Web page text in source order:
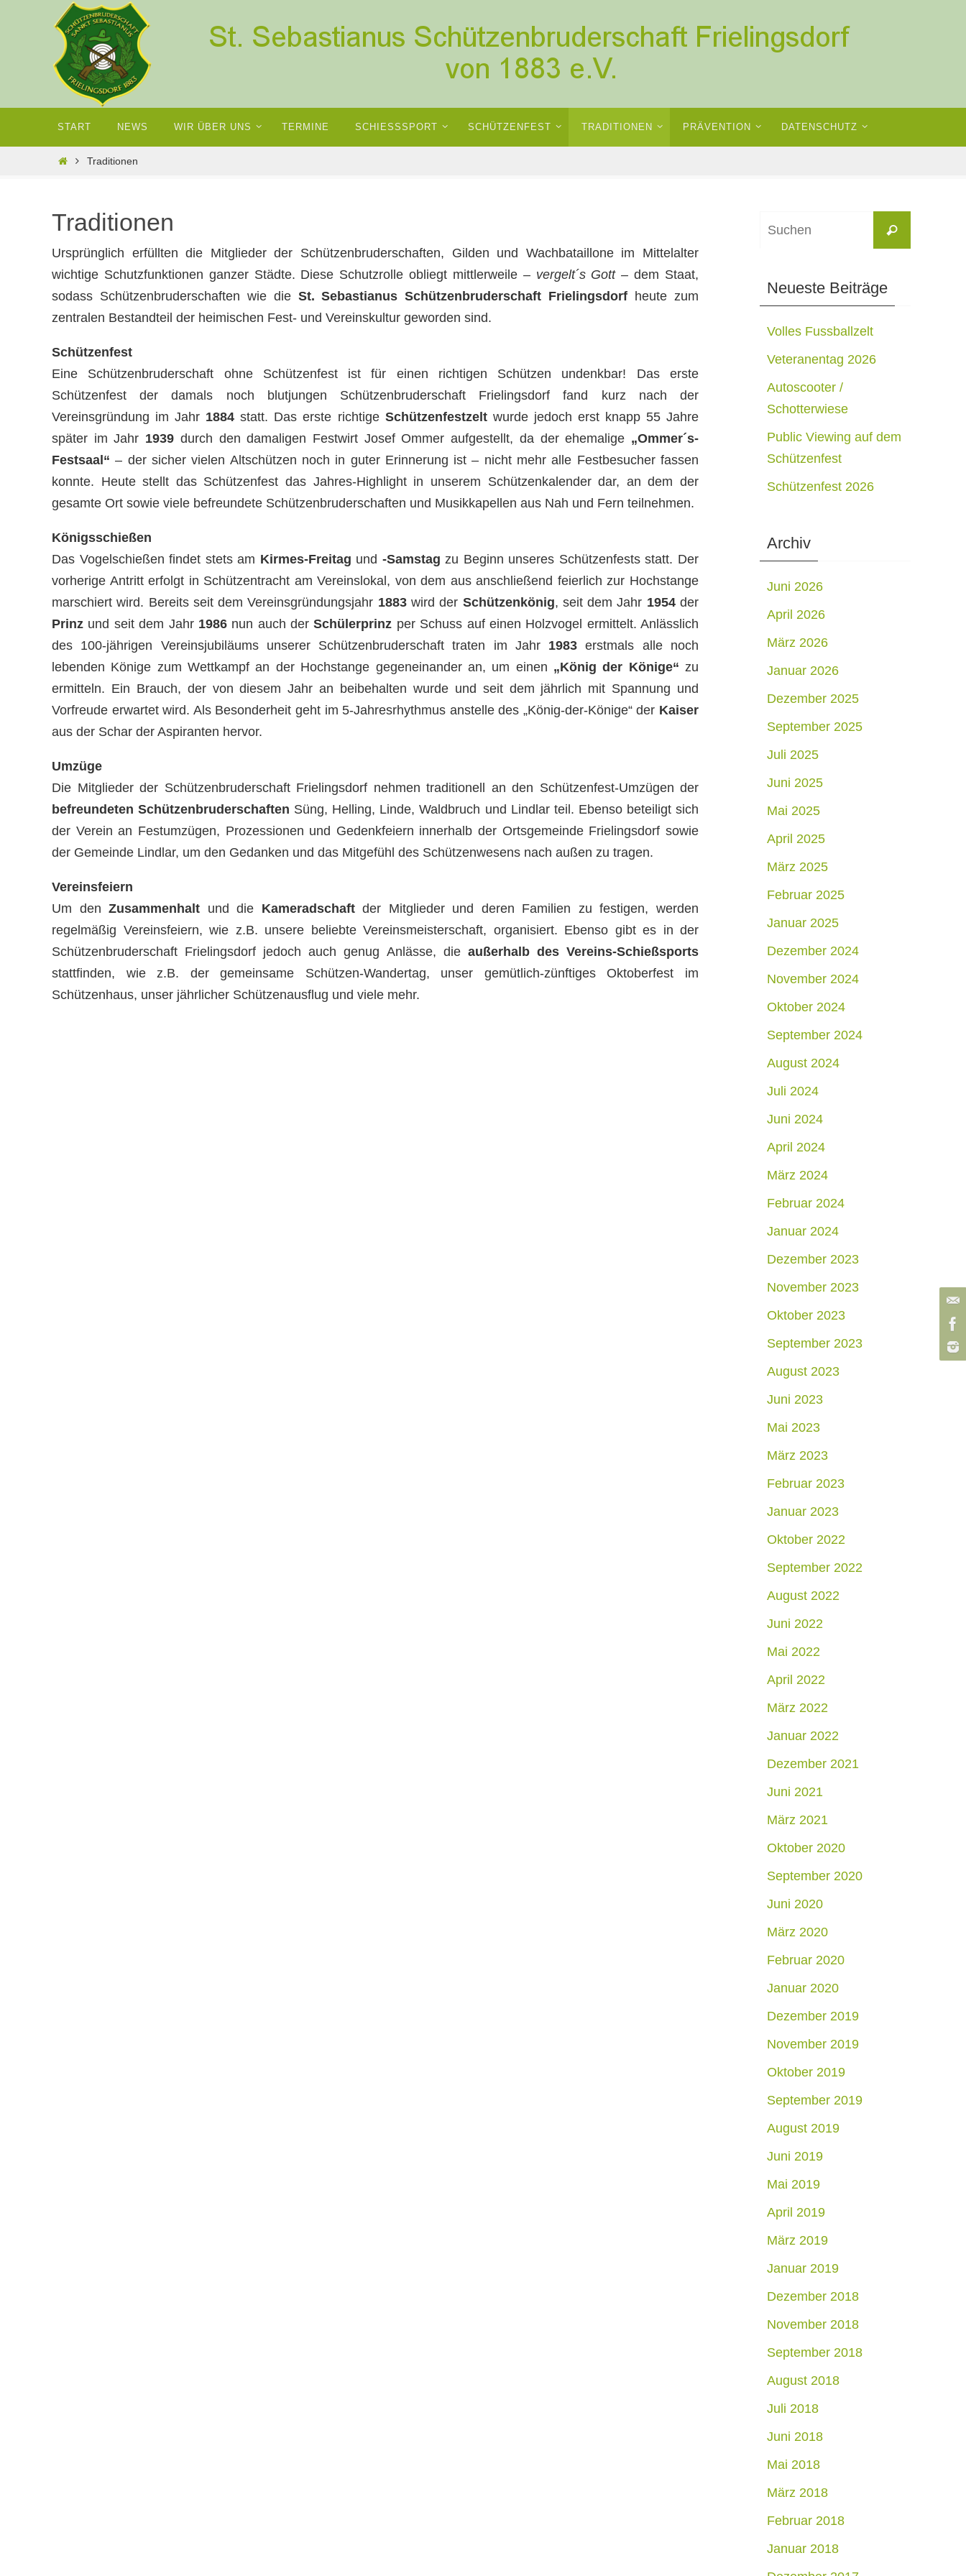
springen
START NEWS WIR ÜBER UNS TERMINE SCHIESSSPORT SCHÜTZENFEST TRADITIONEN PRÄVENTION DATENSCHUTZ
HomeTraditionen
Traditionen
Ursprünglich erfüllten die Mitglieder der Schützenbruderschaften, Gilden und Wachbataillone im Mittelalter
wichtige Schutzfunktionen ganzer Städte. Diese Schutzrolle obliegt mittlerweile – vergelt´s Gott – dem Staat,
sodass Schützenbruderschaften wie die St. Sebastianus Schützenbruderschaft Frielingsdorf heute zum
zentralen Bestandteil der heimischen Fest- und Vereinskultur geworden sind.
Schützenfest
Eine Schützenbruderschaft ohne Schützenfest ist für einen richtigen Schützen undenkbar! Das erste
Schützenfest der damals noch blutjungen Schützenbruderschaft Frielingsdorf fand kurz nach der
Vereinsgründung im Jahr 1884 statt. Das erste richtige Schützenfestzeltwurde jedoch erst knapp 55 Jahre
später im Jahr 1939 durch den damaligen Festwirt Josef Ommer aufgestellt, da der ehemalige „Ommer´s-
Festsaal“ – der sicher vielen Altschützen noch in guter Erinnerung ist – nicht mehr alle Festbesucher fassen
konnte. Heute stellt das Schützenfest das Jahres-Highlight in unserem Schützenkalender dar, an dem der
gesamte Ort sowie viele befreundete Schützenbruderschaften und Musikkapellen aus Nah und Fern teilnehmen.
Königsschießen
Das Vogelschießen findet stets am Kirmes-Freitag und -Samstag zu Beginn unseres Schützenfests statt. Der
vorherige Antritt erfolgt in Schützentracht am Vereinslokal, von dem aus anschließend feierlich zur Hochstange
marschiert wird. Bereits seit dem Vereinsgründungsjahr 1883wird der Schützenkönig, seit dem Jahr 1954der
Prinz und seit dem Jahr 1986nun auch derSchülerprinz per Schuss auf einen Holzvogel ermittelt. Anlässlich
des 100-jährigen Vereinsjubiläums unserer Schützenbruderschaft traten im Jahr 1983 erstmals alle noch
lebenden Könige zum Wettkampf an der Hochstange gegeneinander an, um einen „König der Könige“ zu
ermitteln. Ein Brauch, der von diesem Jahr an beibehalten wurde und seit dem jährlich mit Spannung und
Vorfreude erwartet wird. Als Besonderheit geht im 5-Jahresrhythmus anstelle des „König-der-Könige“ der Kaiser
aus der Schar der Aspiranten hervor.
Umzüge
Die Mitglieder der Schützenbruderschaft Frielingsdorf nehmen traditionell an den Schützenfest-Umzügen der
befreundeten Schützenbruderschaften Süng, Helling, Linde, Waldbruch und Lindlar teil. Ebenso beteiligt sich
der Verein an Festumzügen, Prozessionen und Gedenkfeiern innerhalb der Ortsgemeinde Frielingsdorf sowie
der Gemeinde Lindlar, um den Gedanken und das Mitgefühl des Schützenwesens nach außen zu tragen.
Vereinsfeiern
Um denZusammenhalt und die Kameradschaftder Mitglieder und deren Familien zu festigen, werden
regelmäßig Vereinsfeiern, wie z.B. unsere beliebte Vereinsmeisterschaft, organisiert. Ebenso gibt es in der
Schützenbruderschaft Frielingsdorf jedoch auch genug Anlässe, die außerhalb des Vereins-Schießsports
stattfinden, wie z.B. der gemeinsame Schützen-Wandertag, unser gemütlich-zünftiges Oktoberfest im
Schützenhaus, unser jährlicher Schützenausflug und viele mehr.
Suchen
Neueste Beiträge
Volles Fussballzelt
Veteranentag 2026
Autoscooter /
Schotterwiese
Public Viewing auf dem
Schützenfest
Schützenfest 2026
Archiv
Juni 2026
April 2026
März 2026
Januar 2026
Dezember 2025
September 2025
Juli 2025
Juni 2025
Mai 2025
April 2025
März 2025
Februar 2025
Januar 2025
Dezember 2024
November 2024
Oktober 2024
September 2024
August 2024
Juli 2024
Juni 2024
April 2024
März 2024
Februar 2024
Januar 2024
Dezember 2023
November 2023
Oktober 2023
September 2023
August 2023
Juni 2023
Mai 2023
März 2023
Februar 2023
Januar 2023
Oktober 2022
September 2022
August 2022
Juni 2022
Mai 2022
April 2022
März 2022
Januar 2022
Dezember 2021
Juni 2021
März 2021
Oktober 2020
September 2020
Juni 2020
März 2020
Februar 2020
Januar 2020
Dezember 2019
November 2019
Oktober 2019
September 2019
August 2019
Juni 2019
Mai 2019
April 2019
März 2019
Januar 2019
Dezember 2018
November 2018
September 2018
August 2018
Juli 2018
Juni 2018
Mai 2018
März 2018
Februar 2018
Januar 2018